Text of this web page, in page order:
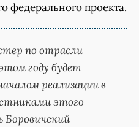
федерального проекта.
по отрасли
году будет
реализации в
этого